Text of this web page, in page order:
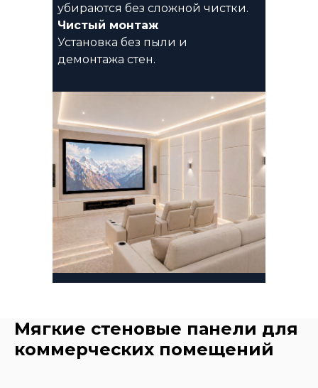
убираются без сложной чистки.
Чистый монтаж
Установка без пыли и
демонтажа стен.
Мягкие стеновые панели для
коммерческих помещений